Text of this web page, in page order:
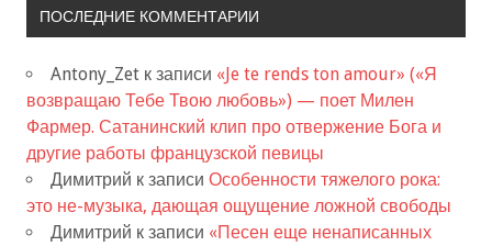
ПОСЛЕДНИЕ КОММЕНТАРИИ
Antony_Zet к записи «Je te rends ton amour» («Я
возвращаю Тебе Твою любовь») — поет Милен
Фармер. Сатанинский клип про отвержение Бога и
другие работы французской певицы
Димитрий к записи Особенности тяжелого рока:
это не-музыка, дающая ощущение ложной свободы
Димитрий к записи «Песен еще ненаписанных